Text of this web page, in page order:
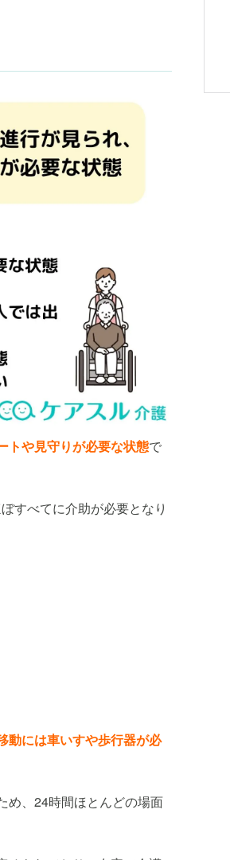
トや見守りが必要な状態で
すべてに介助が必要となり
動には車いすや歩行器が必
め、24時間ほとんどの場面